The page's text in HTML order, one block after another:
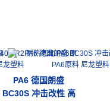
PA6 德国朗盛
BC30S 冲击改性 高